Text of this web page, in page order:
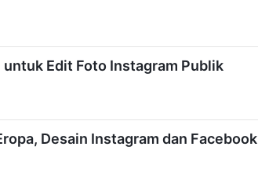
Edit Foto Instagram Publik
Desain Instagram dan Facebook